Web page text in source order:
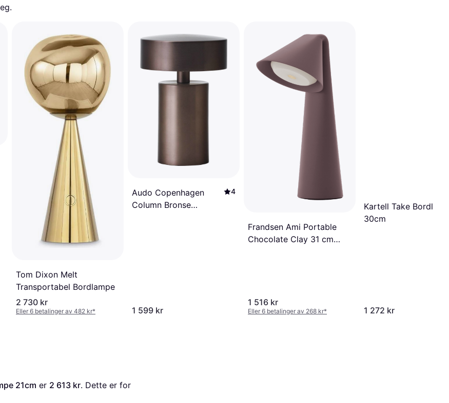
Tom Dixon Melt
Transportabel Bordlampe
2 730 kr
Eller 6 betalinger av 482 kr*
Audo Copenhagen
Column Bronse
4
1 599 kr
Frandsen Ami Portable
Chocolate Clay 31 cm
1 516 kr
Eller 6 betalinger av 268 kr*
Kartell Take
30cm
1 272 kr
21cm er 2 613 kr. Dette er for